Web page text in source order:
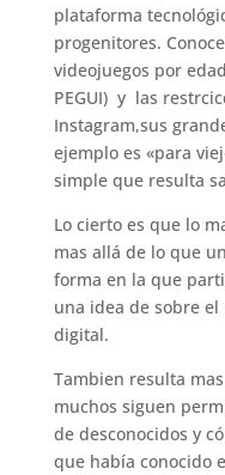
plataforma
progenitores.
videojuegos por
PEGUI) y las
Instagram,sus
ejemplo es «para
simple que resulta
Lo cierto es que lo
mas allá de lo que
forma en la que
una idea de sobre
digital.
Tambien resulta
muchos siguen
de desconocidos y
que había conocido